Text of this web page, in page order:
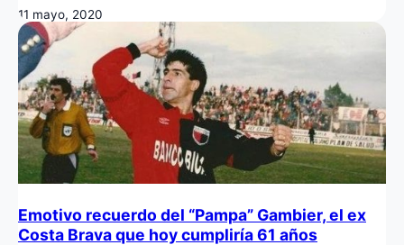
11 mayo, 2020
Emotivo recuerdo del “Pampa” Gambier, el ex
Costa Brava que hoy cumpliría 61 años